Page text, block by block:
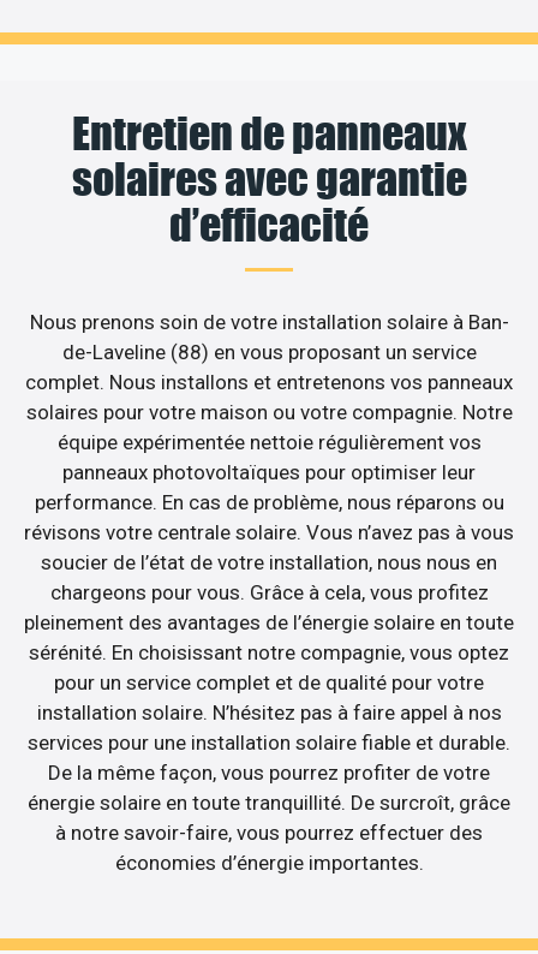
Entretien de panneaux
solaires avec garantie
d’efficacité
Nous prenons soin de votre installation solaire à Ban-
de-Laveline (88) en vous proposant un service
complet. Nous installons et entretenons vos panneaux
solaires pour votre maison ou votre compagnie. Notre
équipe expérimentée nettoie régulièrement vos
panneaux photovoltaïques pour optimiser leur
performance. En cas de problème, nous réparons ou
révisons votre centrale solaire. Vous n’avez pas à vous
soucier de l’état de votre installation, nous nous en
chargeons pour vous. Grâce à cela, vous profitez
pleinement des avantages de l’énergie solaire en toute
sérénité. En choisissant notre compagnie, vous optez
pour un service complet et de qualité pour votre
installation solaire. N’hésitez pas à faire appel à nos
services pour une installation solaire fiable et durable.
De la même façon, vous pourrez profiter de votre
énergie solaire en toute tranquillité. De surcroît, grâce
à notre savoir-faire, vous pourrez effectuer des
économies d’énergie importantes.